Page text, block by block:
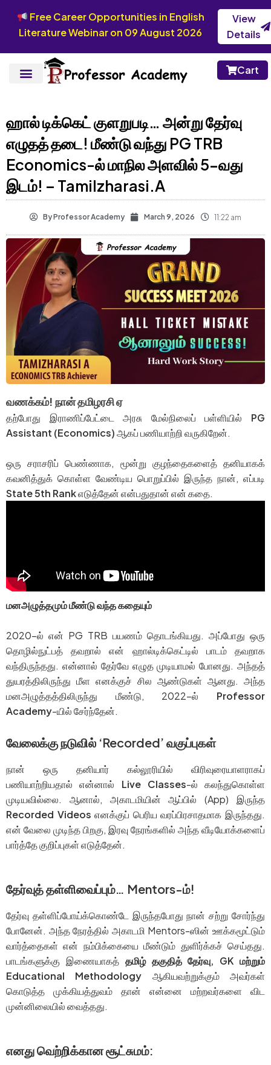
Free Career Opportunities in English
Literature Webinar on 09 August 2026
View
Details
Cart
ஹால் டிக்கெட் குளறுபடி… அன்று தேர்வு
எழுதத் தடை! மீண்டு வந்து PG TRB
Economics-ல் மாநில அளவில் 5-வது
இடம்! – Tamilzharasi.A
ByProfessor Academy March 9, 2026 11:22 am
வணக்கம்! நான் தமிழரசி ஏ
தற்போது இராணிப்பேட்டை அரசு மேல்நிலைப் பள்ளியில் PG
Assistant (Economics)ஆகப் பணியாற்றி வருகிறேன்.
ஒரு சராசரிப் பெண்ணாக, மூன்று குழந்தைகளைத் தனியாகக்
கவனித்துக் கொள்ள வேண்டிய பொறுப்பில் இருந்த நான், எப்படி
State 5th Rankஎடுத்தேன் என்பதுதான் என் கதை.
மனஅழுத்தமும் மீண்டு வந்த கதையும்
2020-ல் என் PG TRB பயணம் தொடங்கியது. அப்போது ஒரு
தொழில்நுட்பத் தவறால் என் ஹால்டிக்கெட்டில் பாடம் தவறாக
வந்திருந்தது. என்னால் தேர்வே எழுத முடியாமல் போனது. அந்தத்
துயரத்திலிருந்து மீள எனக்குச் சில ஆண்டுகள் ஆனது. அந்த
மனஅழுத்தத்திலிருந்து மீண்டு, 2022-ல் Professor
Academy-யில் சேர்ந்தேன்.
வேலைக்கு நடுவில் ‘Recorded’ வகுப்புகள்
நான் ஒரு தனியார் கல்லூரியில் விரிவுரையாளராகப்
பணியாற்றியதால் என்னால் Live Classes-ல் கலந்துகொள்ள
முடியவில்லை. ஆனால், அகாடமியின் ஆப்பில் (App) இருந்த
Recorded Videos எனக்குப் பெரிய வரப்பிரசாதமாக இருந்தது.
என் வேலை முடிந்த பிறகு, இரவு நேரங்களில் அந்த வீடியோக்களைப்
பார்த்தே குறிப்புகள் எடுத்தேன்.
தேர்வுத் தள்ளிவைப்பும்… Mentors-ம்!
தேர்வு தள்ளிப்போய்க்கொண்டே இருந்தபோது நான் சற்று சோர்ந்து
போனேன். அந்த நேரத்தில் அகாடமி Mentors-ஸின் ஊக்கமூட்டும்
வார்த்தைகள் என் நம்பிக்கையை மீண்டும் துளிர்க்கச் செய்தது.
பாடங்களுக்கு இணையாகத் தமிழ் தகுதித் தேர்வு, GK மற்றும்
Educational Methodology ஆகியவற்றுக்கும் அவர்கள்
கொடுத்த முக்கியத்துவம் தான் என்னை மற்றவர்களை விட
முன்னிலையில் வைத்தது.
எனது வெற்றிக்கான சூட்சுமம்: